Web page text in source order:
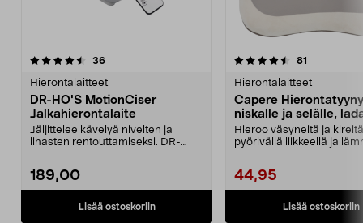
36arvostelut
Hierontalaitteet
DR-HO'S MotionCiser
Jalkahierontalaite
Jäljittelee kävelyä nivelten ja
lihasten rentouttamiseksi. DR-
189,00
Lisää ostoskoriin
4.5 viidestä
81
Hierontalaitteet
Capere Hierontatyyny
niskalle ja selälle,
Hieroo väsyneitä ja
pyörivällä liikkeellä ja
44,95
Lisää ostoskoriin
3.5 viidestä